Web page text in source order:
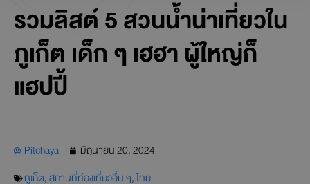
รวมลิสต์ 5 สวนน้ำน่าเที่ยวใน
ภูเก็ต เด็ก ๆ เฮฮา ผู้ใหญ่ก็
แฮปปี้
Pitchaya
มิถุนายน 20, 2024
ภูเก็ต,สถานที่ท่องเที่ยวอื่น ๆ,ไทย